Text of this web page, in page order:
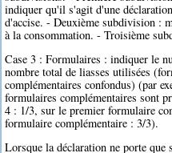
indiquer qu'il s'agit d'une
d'accise. - Deuxième subdivision :
à la consommation. - Troisième
Case 3 : Formulaires : indiquer le
nombre total de liasses utilisées
complémentaires confondus) (par
formulaires complémentaires sont
4 : 1/3, sur le premier formulaire
formulaire complémentaire : 3/3).
Lorsque la déclaration ne porte